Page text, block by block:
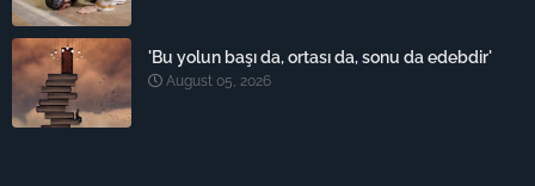
'Bu yolun başı da, ortası da, sonu da edebdir'
August 05, 2026